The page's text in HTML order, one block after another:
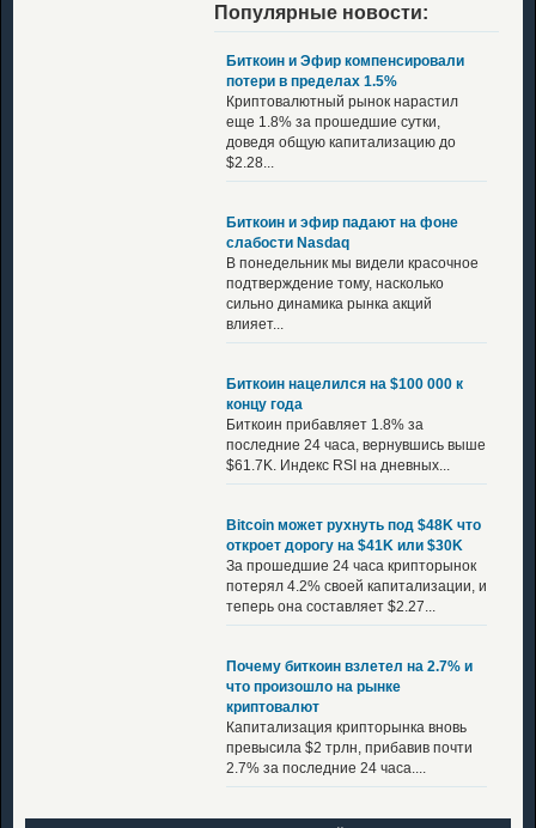
Популярные новости:
Биткоин и Эфир компенсировали
потери в пределах 1.5%
Криптовалютный рынок нарастил
еще 1.8% за прошедшие сутки,
доведя общую капитализацию до
$2.28...
Биткоин и эфир падают на фоне
слабости Nasdaq
В понедельник мы видели красочное
подтверждение тому, насколько
сильно динамика рынка акций
влияет...
Биткоин нацелился на $100 000 к
концу года
Биткоин прибавляет 1.8% за
последние 24 часа, вернувшись выше
$61.7K. Индекс RSI на дневных...
Bitcoin может рухнуть под $48K что
откроет дорогу на $41K или $30K
За прошедшие 24 часа крипторынок
потерял 4.2% своей капитализации, и
теперь она составляет $2.27...
Почему биткоин взлетел на 2.7% и
что произошло на рынке
криптовалют
Капитализация крипторынка вновь
превысила $2 трлн, прибавив почти
2.7% за последние 24 часа....